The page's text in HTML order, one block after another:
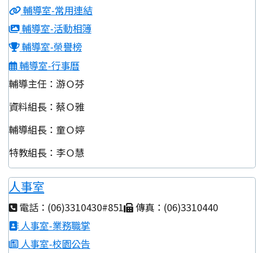
輔導室-常用連結
輔導室-活動相簿
輔導室-榮譽榜
輔導室-行事曆
輔導主任：游Ｏ芬
資料組長：蔡Ｏ雅
輔導組長：童Ｏ婷
特教組長：李Ｏ慧
人事室
電話：(06)3310430#851
傳真：(06)3310440
人事室-業務職掌
人事室-校園公告